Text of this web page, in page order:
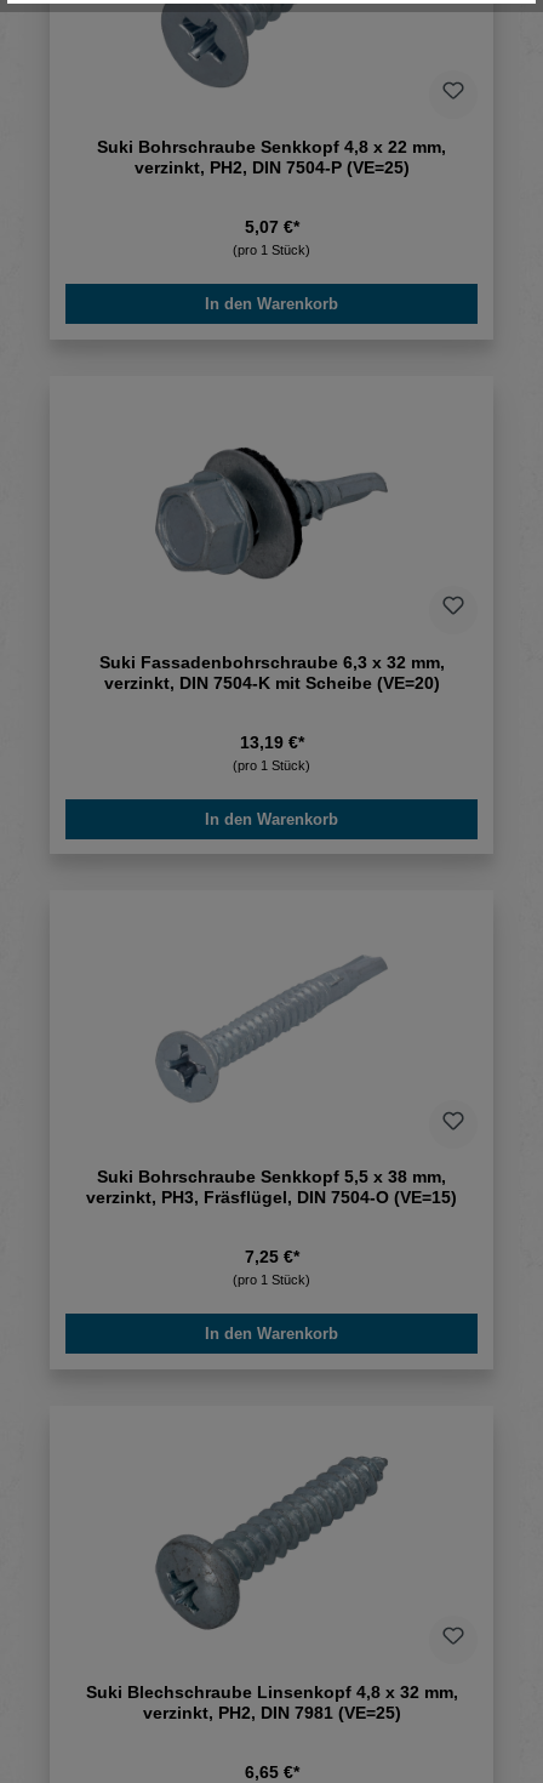
Suki Bohrschraube Senkkopf 4,8 x 22 mm,
verzinkt, PH2, DIN 7504-P (VE=25)
5,07 €*
(pro 1 Stück)
In den Warenkorb
Suki Fassadenbohrschraube 6,3 x 32 mm,
verzinkt, DIN 7504-K mit Scheibe (VE=20)
13,19 €*
(pro 1 Stück)
In den Warenkorb
Suki Bohrschraube Senkkopf 5,5 x 38 mm,
verzinkt, PH3, Fräsflügel, DIN 7504-O (VE=15)
7,25 €*
(pro 1 Stück)
In den Warenkorb
Suki Blechschraube Linsenkopf 4,8 x 32 mm,
verzinkt, PH2, DIN 7981 (VE=25)
6,65 €*